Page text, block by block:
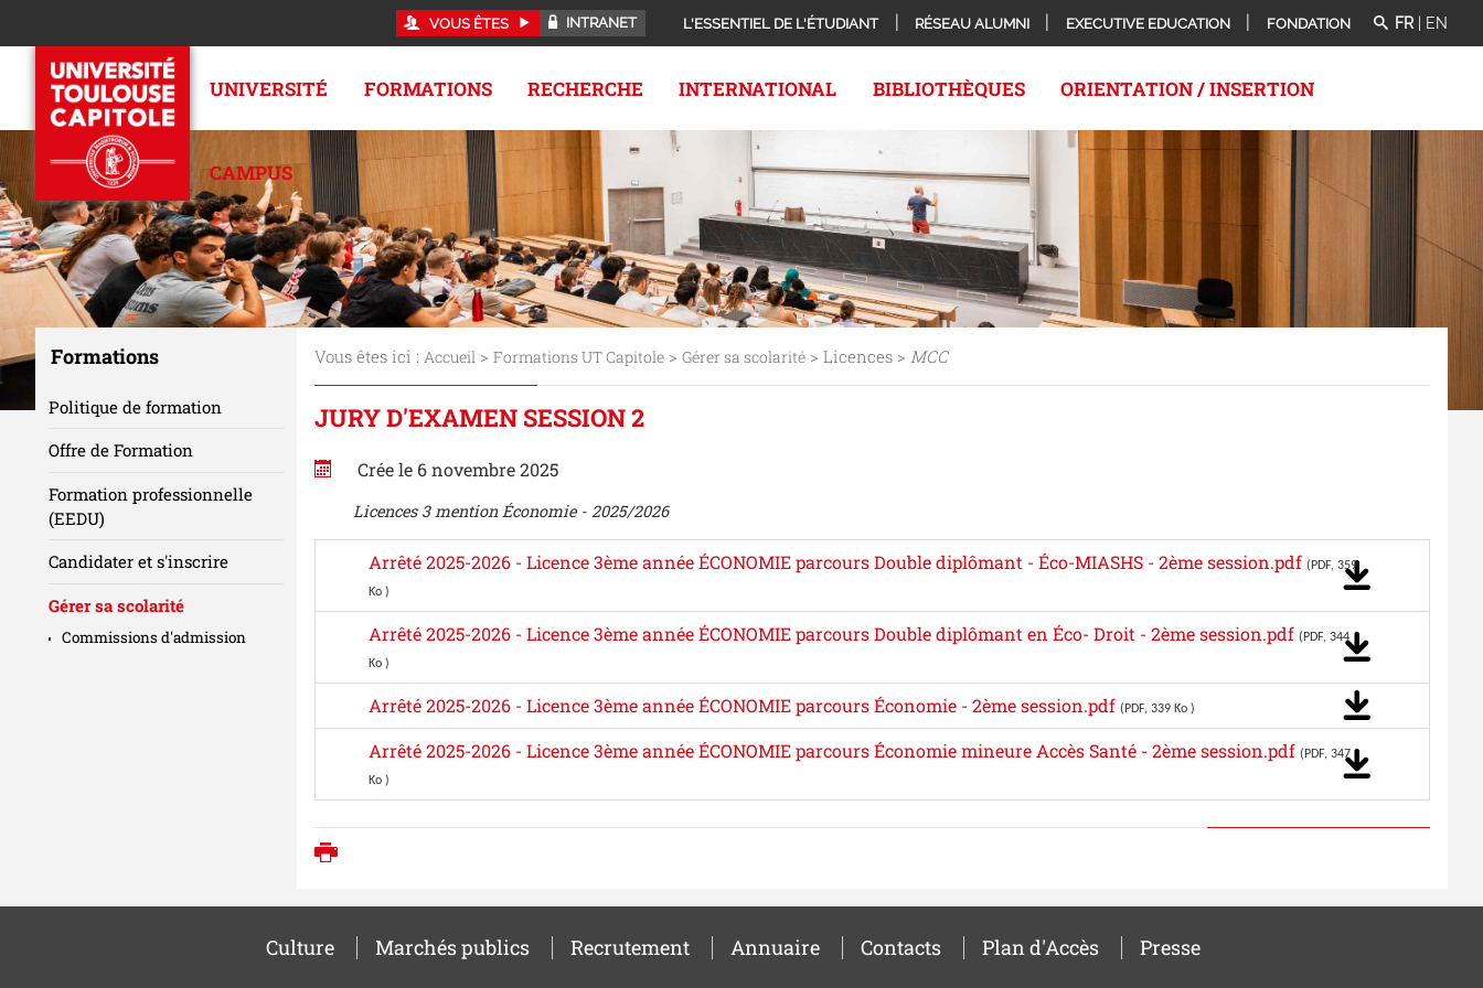
VOUS ÊTES INTRANET L'ESSENTIEL DE L'ÉTUDIANT RÉSEAU ALUMNI EXECUTIVE EDUCATION FONDATION FR EN
UNIVERSITÉ FORMATIONS RECHERCHE INTERNATIONAL BIBLIOTHÈQUES ORIENTATION / INSERTION
CAMPUS
Vous êtes ici : Accueil> Formations UT Capitole> Gérer sa scolarité> Licences > MCC
JURY D'EXAMEN SESSION 2
Crée le 6 novembre 2025
Licences 3 mention Économie - 2025/2026
Arrêté 2025-2026 - Licence 3ème année ÉCONOMIE parcours Double diplômant - Éco-MIASHS - 2ème session.pdf (PDF, 359
Ko )
Arrêté 2025-2026 - Licence 3ème année ÉCONOMIE parcours Double diplômant en Éco- Droit - 2ème session.pdf (PDF, 344
Ko )
Arrêté 2025-2026 - Licence 3ème année ÉCONOMIE parcours Économie - 2ème session.pdf (PDF, 339 Ko )
Arrêté 2025-2026 - Licence 3ème année ÉCONOMIE parcours Économie mineure Accès Santé - 2ème session.pdf (PDF, 347
Ko )
Formations
Politique de formation
Offre de Formation
Formation professionnelle
(EEDU)
Candidater et s'inscrire
Gérer sa scolarité
Commissions d'admission
Culture Marchés publics Recrutement Annuaire Contacts Plan d'Accès Presse